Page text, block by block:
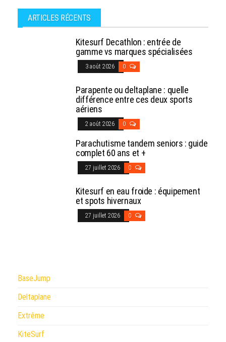
ARTICLES RÉCENTS
Kitesurf Decathlon : entrée de
gamme vs marques spécialisées
3 août 2026 0
Parapente ou deltaplane : quelle
différence entre ces deux sports
aériens
2 août 2026 0
Parachutisme tandem seniors : guide
complet 60 ans et +
27 juillet 2026 0
Kitesurf en eau froide : équipement
et spots hivernaux
27 juillet 2026 0
BaseJump
Deltaplane
Extrême
KiteSurf